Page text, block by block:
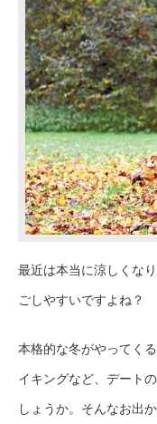
最近は本当に涼しくな
ごしやすいですよね？
本格的な冬がやってく
イキングなど、デート
しょうか。そんなお出